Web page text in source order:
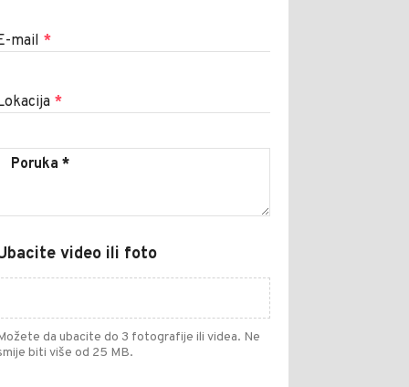
mail *
*
video ili foto
da ubacite do 3 fotografije ili videa. Ne
biti više od 25 MB.